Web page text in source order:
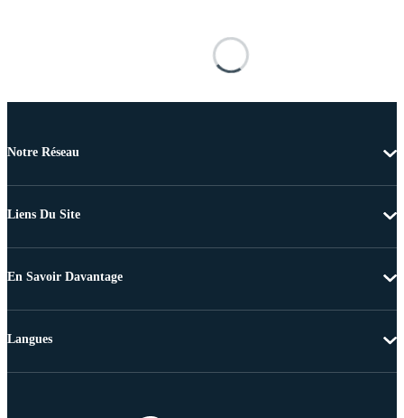
Notre Réseau
Liens Du Site
En Savoir Davantage
Langues